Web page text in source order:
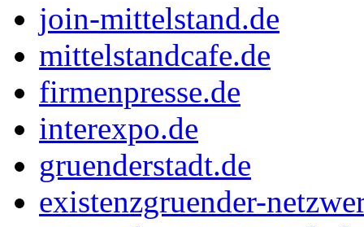
join-mittelstand.de
mittelstandcafe.de
firmenpresse.de
interexpo.de
gruenderstadt.de
existenzgruender-